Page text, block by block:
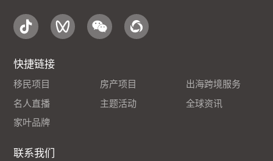
快捷链接
移民项目 房产项目
出海跨境服务
名人直播
主题活动
全球资讯
家叶品牌
联系我们